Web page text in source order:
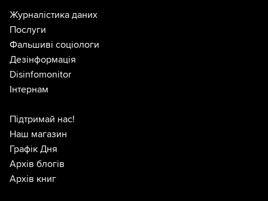
Журналістика даних
Послуги
Фальшиві соціологи
Дезінформація
Disinfomonitor
Інтернам
Підтримай нас!
Наш магазин
Графік Дня
Архів блогів
Архів книг